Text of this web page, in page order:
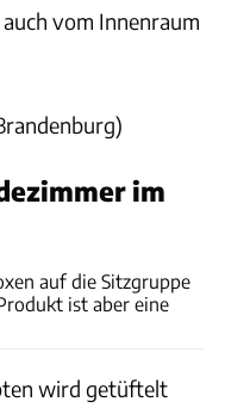
vom Innenraum
im
auf die Sitzgruppe
ist aber eine
wird getüftelt